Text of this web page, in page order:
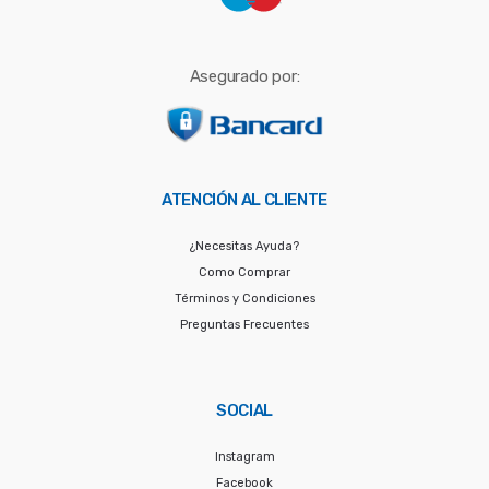
Asegurado por:
ATENCIÓN AL CLIENTE
¿Necesitas Ayuda?
Como Comprar
Términos y Condiciones
Preguntas Frecuentes
SOCIAL
Instagram
Facebook